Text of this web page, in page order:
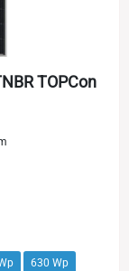
TOPCon
630 Wp